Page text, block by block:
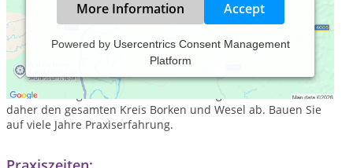
More Information Accept
Powered by Usercentrics Consent Management
Platform
Unisono ist eine Praxis für systemische Beratung und
Therapie mit den Schwerpunkten Eheberatung/ Paartherapie
und Trennungsmediation. Die Praxis liegt in Rhede und deckt
daher den gesamten Kreis Borken und Wesel ab. Bauen Sie
auf viele Jahre Praxiserfahrung.